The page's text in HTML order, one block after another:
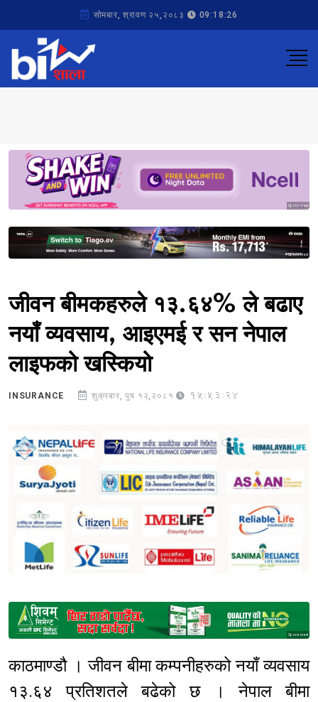
सोमबार, श्रावण २५,२०८३ 09:18:26
Sponsored
Sponsored
जीवन बीमकहरुले १३.६४% ले बढाए
नयाँ व्यवसाय, आइएमई र सन नेपाल
लाइफको खस्कियो
INSURANCE शुक्रबार, पुष १२,२०८१ 15:53:24
Sponsored
काठमाण्डौ । जीवन बीमा कम्पनीहरुको नयाँ व्यवसाय
१३.६४ प्रतिशतले बढेको छ । नेपाल बीमा